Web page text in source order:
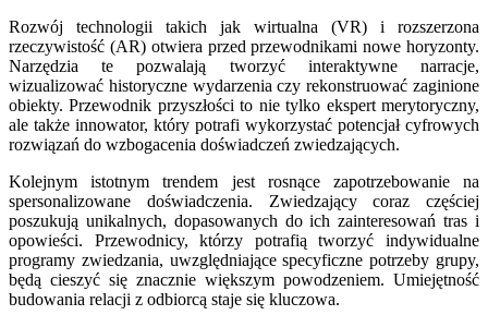
Rozwój technologii takich jak wirtualna (VR) i rozszerzona
rzeczywistość (AR) otwiera przed przewodnikami nowe horyzonty.
Narzędzia te pozwalają tworzyć interaktywne narracje,
wizualizować historyczne wydarzenia czy rekonstruować zaginione
obiekty. Przewodnik przyszłości to nie tylko ekspert merytoryczny,
ale także innowator, który potrafi wykorzystać potencjał cyfrowych
rozwiązań do wzbogacenia doświadczeń zwiedzających.
Kolejnym istotnym trendem jest rosnące zapotrzebowanie na
spersonalizowane doświadczenia. Zwiedzający coraz częściej
poszukują unikalnych, dopasowanych do ich zainteresowań tras i
opowieści. Przewodnicy, którzy potrafią tworzyć indywidualne
programy zwiedzania, uwzględniające specyficzne potrzeby grupy,
będą cieszyć się znacznie większym powodzeniem. Umiejętność
budowania relacji z odbiorcą staje się kluczowa.